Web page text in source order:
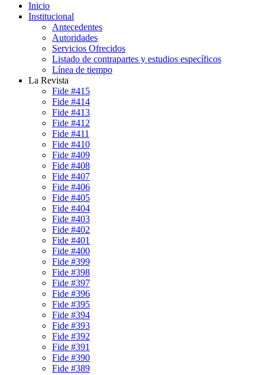
Inicio
Institucional
Antecedentes
Autoridades
Servicios Ofrecidos
Listado de contrapartes y estudios específicos
Línea de tiempo
La Revista
Fide #415
Fide #414
Fide #413
Fide #412
Fide #411
Fide #410
Fide #409
Fide #408
Fide #407
Fide #406
Fide #405
Fide #404
Fide #403
Fide #402
Fide #401
Fide #400
Fide #399
Fide #398
Fide #397
Fide #396
Fide #395
Fide #394
Fide #393
Fide #392
Fide #391
Fide #390
Fide #389